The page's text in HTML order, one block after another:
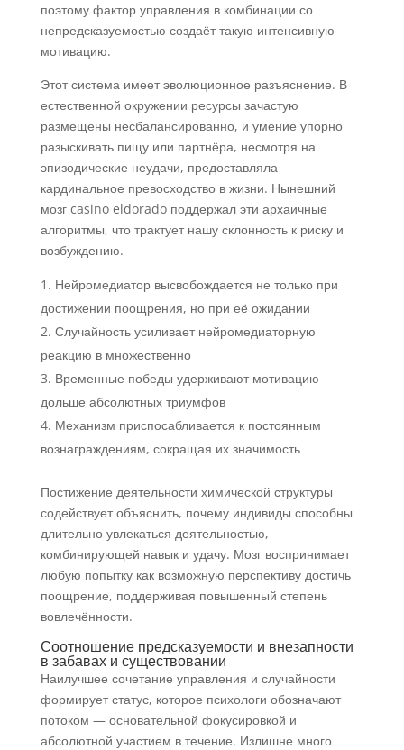
поэтому фактор управления в комбинации со
непредсказуемостью создаёт такую интенсивную
мотивацию.
Этот система имеет эволюционное разъяснение. В
естественной окружении ресурсы зачастую
размещены несбалансированно, и умение упорно
разыскивать пищу или партнёра, несмотря на
эпизодические неудачи, предоставляла
кардинальное превосходство в жизни. Нынешний
мозг casino eldorado поддержал эти архаичные
алгоритмы, что трактует нашу склонность к риску и
возбуждению.
Нейромедиатор высвобождается не только при
достижении поощрения, но при её ожидании
Случайность усиливает нейромедиаторную
реакцию в множественно
Временные победы удерживают мотивацию
дольше абсолютных триумфов
Механизм приспосабливается к постоянным
вознаграждениям, сокращая их значимость
Постижение деятельности химической структуры
содействует объяснить, почему индивиды способны
длительно увлекаться деятельностью,
комбинирующей навык и удачу. Мозг воспринимает
любую попытку как возможную перспективу достичь
поощрение, поддерживая повышенный степень
вовлечённости.
Соотношение предсказуемости и внезапности
в забавах и существовании
Наилучшее сочетание управления и случайности
формирует статус, которое психологи обозначают
потоком — основательной фокусировкой и
абсолютной участием в течение. Излишне много